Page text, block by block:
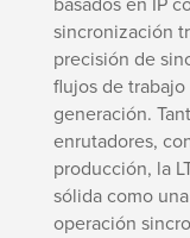
basados en IP
sincronización
precisión de
flujos de
generación.
enrutadores,
producción, la
sólida como
operación